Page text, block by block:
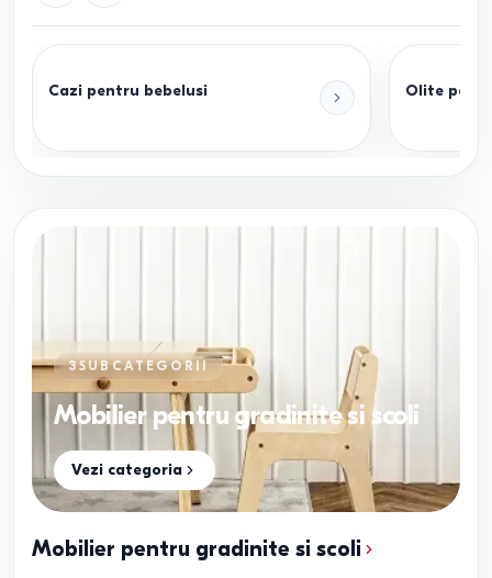
Cazi pentru bebelusi Olite
3SUBCATEGORII
Mobilier pentru gradinite si scoli
Vezi categoria
Mobilier pentru gradinite si scoli